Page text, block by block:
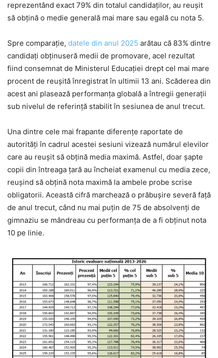
reprezentând exact 79% din totalul candidaților, au reușit
să obțină o medie generală mai mare sau egală cu nota 5.
Spre comparație, datele din anul 2025 arătau că 83% dintre
candidați obținuseră medii de promovare, acel rezultat
fiind consemnat de Ministerul Educației drept cel mai mare
procent de reușită înregistrat în ultimii 13 ani. Scăderea din
acest ani plasează performanța globală a întregii generații
sub nivelul de referință stabilit în sesiunea de anul trecut.
Una dintre cele mai frapante diferențe raportate de
autorități în cadrul acestei sesiuni vizează numărul elevilor
care au reușit să obțină media maximă. Astfel, doar șapte
copii din întreaga țară au încheiat examenul cu media zece,
reușind să obțină nota maximă la ambele probe scrise
obligatorii. Această cifră marchează o prăbușire severă față
de anul trecut, când nu mai puțin de 75 de absolvenți de
gimnaziu se mândreau cu performanța de a fi obținut nota
10 pe linie.